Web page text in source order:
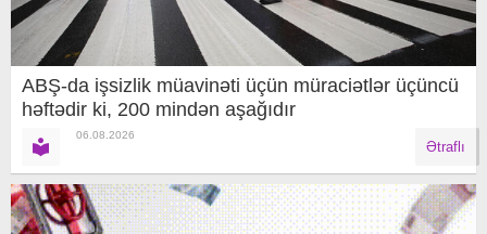
ABŞ-da işsizlik müavinəti üçün müraciətlər üçüncü
həftədir ki, 200 mindən aşağıdır
06.08.2026
Ətraflı